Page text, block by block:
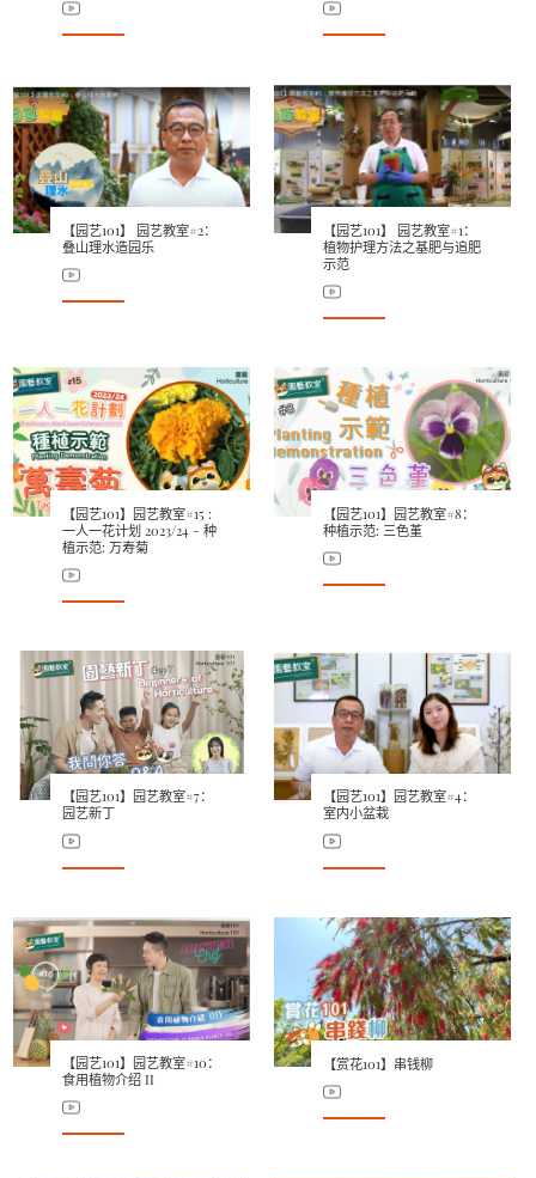
【园艺101】 园艺教室#2：
叠山理水造园乐
【园艺101】 园艺教室#1：
植物护理方法之基肥与追肥
示范
【园艺101】园艺教室#15 :
一人一花计划 2023/24 - 种
植示范: 万寿菊
【园艺101】园艺教室#8：
种植示范: 三色堇
【园艺101】园艺教室#7：
园艺新丁
【园艺101】园艺教室#4：
室内小盆栽
【园艺101】园艺教室#10：
食用植物介绍 II
【赏花101】串钱柳